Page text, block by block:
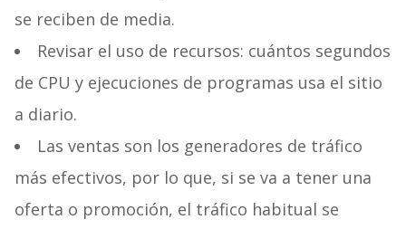
se reciben de media.
Revisar el uso de recursos: cuántos segundos
de CPU y ejecuciones de programas usa el sitio
a diario.
Las ventas son los generadores de tráfico
más efectivos, por lo que, si se va a tener una
oferta o promoción, el tráfico habitual se